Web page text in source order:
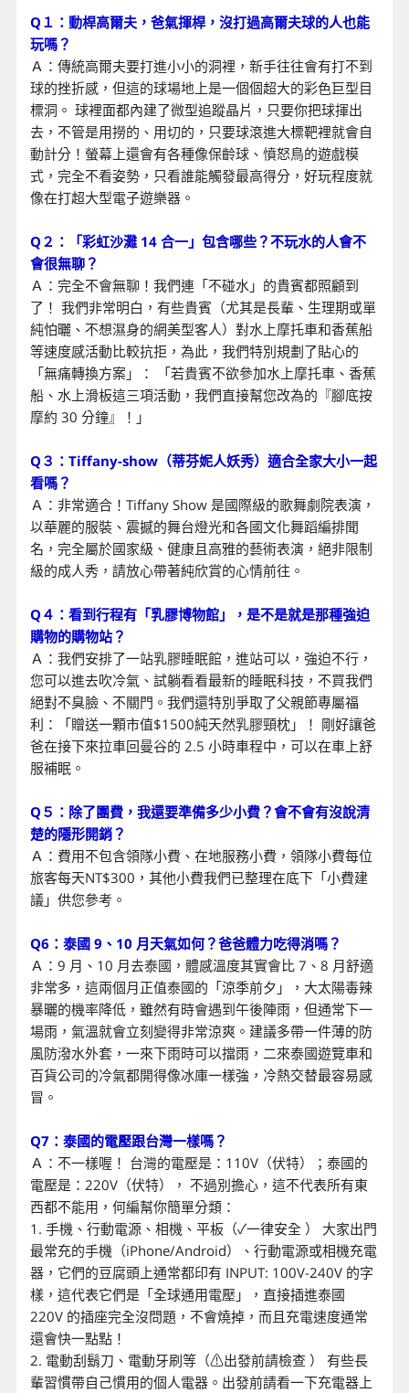
Q１：動桿高爾夫，爸氣揮桿，沒打過高爾夫球的人也能
玩嗎？
Ａ：傳統高爾夫要打進小小的洞裡，新手往往會有打不到
球的挫折感，但這的球場地上是一個個超大的彩色巨型目
標洞。 球裡面都內建了微型追蹤晶片，只要你把球揮出
去，不管是用撈的、用切的，只要球滾進大標靶裡就會自
動計分！螢幕上還會有各種像保齡球、憤怒鳥的遊戲模
式，完全不看姿勢，只看誰能觸發最高得分，好玩程度就
像在打超大型電子遊樂器。
Q２：「彩虹沙灘 14 合一」包含哪些？不玩水的人會不
會很無聊？
Ａ：完全不會無聊！我們連「不碰水」的貴賓都照顧到
了！ 我們非常明白，有些貴賓（尤其是長輩、生理期或單
純怕曬、不想濕身的網美型客人）對水上摩托車和香蕉船
等速度感活動比較抗拒，為此，我們特別規劃了貼心的
「無痛轉換方案」： 「若貴賓不欲參加水上摩托車、香蕉
船、水上滑板這三項活動，我們直接幫您改為的『腳底按
摩約 30 分鐘』！」
Q３：Tiffany-show（蒂芬妮人妖秀）適合全家大小一起
看嗎？
Ａ：非常適合！Tiffany Show 是國際級的歌舞劇院表演，
以華麗的服裝、震撼的舞台燈光和各國文化舞蹈編排聞
名，完全屬於國家級、健康且高雅的藝術表演，絕非限制
級的成人秀，請放心帶著純欣賞的心情前往。
Q４：看到行程有「乳膠博物館」，是不是就是那種強迫
購物的購物站？
Ａ：我們安排了一站乳膠睡眠館，進站可以，強迫不行，
您可以進去吹冷氣、試躺看看最新的睡眠科技，不買我們
絕對不臭臉、不關門。我們還特別爭取了父親節專屬福
利：「贈送一顆市值$1500純天然乳膠頸枕」！ 剛好讓爸
爸在接下來拉車回曼谷的 2.5 小時車程中，可以在車上舒
服補眠。
Q５：除了團費，我還要準備多少小費？會不會有沒說清
楚的隱形開銷？
Ａ：費用不包含領隊小費、在地服務小費，領隊小費每位
旅客每天NT$300，其他小費我們已整理在底下「小費建
議」供您參考。
Q6：泰國 9、10 月天氣如何？爸爸體力吃得消嗎？
Ａ：9 月、10 月去泰國，體感溫度其實會比 7、8 月舒適
非常多，這兩個月正值泰國的「涼季前夕」，大太陽毒辣
暴曬的機率降低，雖然有時會遇到午後陣雨，但通常下一
場雨，氣溫就會立刻變得非常涼爽。建議多帶一件薄的防
風防潑水外套，一來下雨時可以擋雨，二來泰國遊覽車和
百貨公司的冷氣都開得像冰庫一樣強，冷熱交替最容易感
冒。
Q7：泰國的電壓跟台灣一樣嗎？
Ａ：不一樣喔！ 台灣的電壓是：110V（伏特）；泰國的
電壓是：220V（伏特）， 不過別擔心，這不代表所有東
西都不能用，何編幫你簡單分類：
1. 手機、行動電源、相機、平板（✓一律安全 ） 大家出門
最常充的手機（iPhone/Android）、行動電源或相機充電
器，它們的豆腐頭上通常都印有 INPUT: 100V-240V 的字
樣，這代表它們是「全球通用電壓」，直接插進泰國
220V 的插座完全沒問題，不會燒掉，而且充電速度通常
還會快一點點！
2. 電動刮鬍刀、電動牙刷等（⚠出發前請檢查 ） 有些長
輩習慣帶自己慣用的個人電器。出發前請看一下充電器上